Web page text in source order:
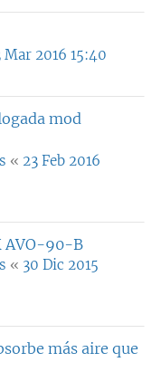
Mar 2016 15:40
mod
« 23 Feb 2016
AVO-90-B
« 30 Dic 2015
más aire que